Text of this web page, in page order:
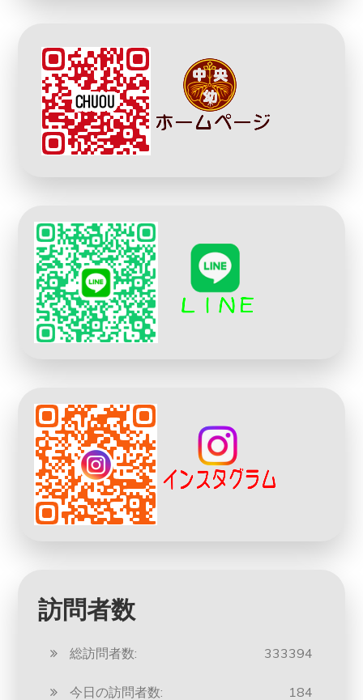
訪問者数
333394
総訪問者数:
184
今日の訪問者数: